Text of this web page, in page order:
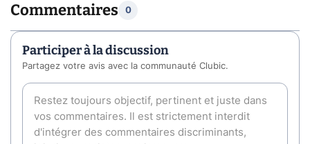
Commentaires 0
Participer à la discussion
Partagez votre avis avec la communauté Clubic.